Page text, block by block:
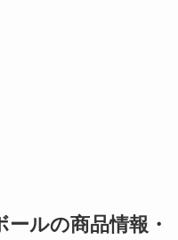
ルの商品情報・